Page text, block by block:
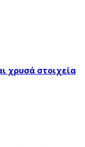
χρυσά στοιχεία